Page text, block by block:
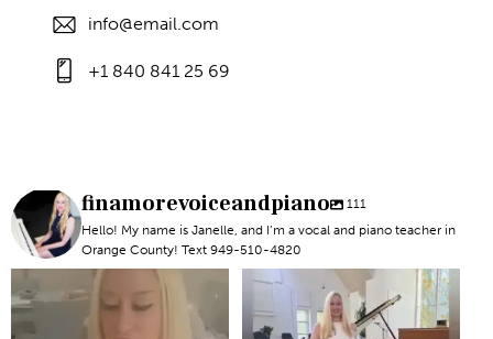
info@email.com
+1 840 841 25 69
finamorevoiceandpiano
111
Hello! My name is Janelle, and I’m a vocal and piano teacher in
Orange County! Text 949-510-4820
#newportbeachmom #piano
#piano #newportbeach
#voicelesson
5 0